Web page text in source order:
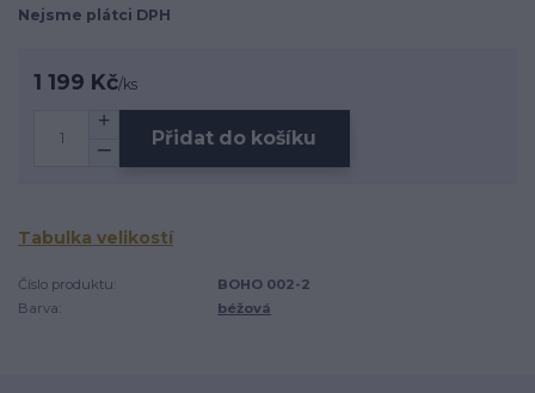
Nejsme plátci DPH
1 199 Kč/ks
Přidat do košíku
Tabulka velikostí
Číslo produktu:
BOHO 002-2
Barva:
béžová